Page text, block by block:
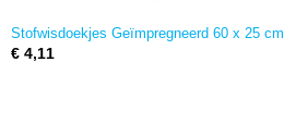
Stofwisdoekjes Geïmpregneerd 60 x 25 cm
€ 4,11